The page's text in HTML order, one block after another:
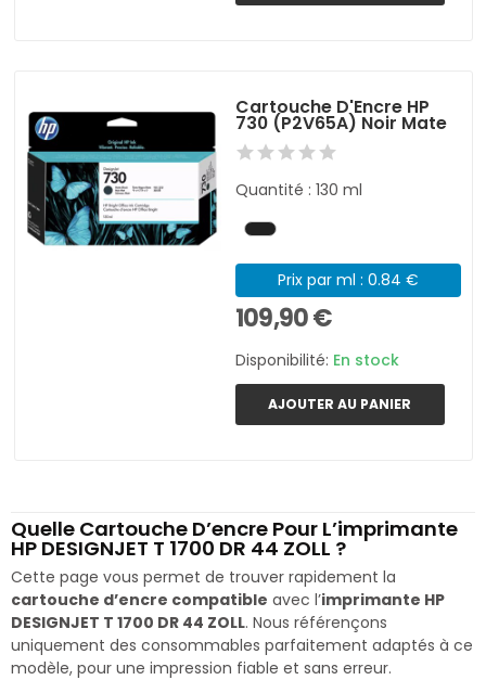
Cartouche D'Encre HP
730 (P2V65A) Noir Mate
Quantité : 130 ml
Prix par ml : 0.84 €
109,90 €
Disponibilité: En stock
AJOUTER AU PANIER
Quelle Cartouche D’encre Pour L’imprimante
HP DESIGNJET T 1700 DR 44 ZOLL ?
Cette page vous permet de trouver rapidement la
cartouche d’encre compatible avec l’imprimante HP
DESIGNJET T 1700 DR 44 ZOLL. Nous référençons
uniquement des consommables parfaitement adaptés à ce
modèle, pour une impression fiable et sans erreur.